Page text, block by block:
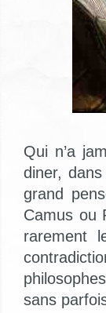
Qui n’a
diner,
grand
Camus ou
rarement
sans